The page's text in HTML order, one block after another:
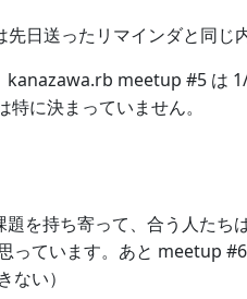
日送ったリマインダと同じ
meetup #5 は
に決まっていません。
を持ち寄って、合う人たち
っています。あと meetup
い）